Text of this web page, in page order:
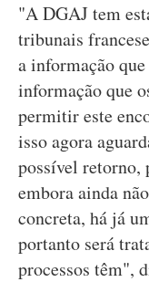
"A DGAJ tem
tribunais
a informação
informação que
permitir este
isso agora
possível retorno,
embora ainda
concreta, há já
portanto será
processos têm",